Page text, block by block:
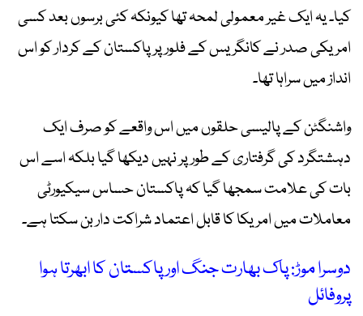
کیا۔ یہ ایک غیر معمولی لمحہ تھا کیونکہ کئی برسوں بعد کسی
امریکی صدر نے کانگریس کے فلور پر پاکستان کے کردار کو اس
انداز میں سراہا تھا۔
واشنگٹن کے پالیسی حلقوں میں اس واقعے کو صرف ایک
دہشتگرد کی گرفتاری کے طور پر نہیں دیکھا گیا بلکہ اسے اس
بات کی علامت سمجھا گیا کہ پاکستان حساس سیکیورٹی
معاملات میں امریکا کا قابل اعتماد شراکت دار بن سکتا ہے۔
دوسرا موڑ: پاک بھارت جنگ اور پاکستان کا ابھرتا ہوا
پروفائل